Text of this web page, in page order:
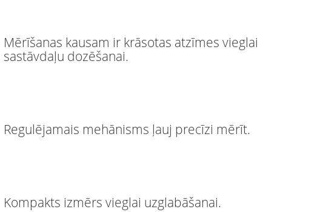
Mērīšanas kausam ir krāsotas atzīmes vieglai
sastāvdaļu dozēšanai.
Regulējamais mehānisms ļauj precīzi mērīt.
Kompakts izmērs vieglai uzglabāšanai.